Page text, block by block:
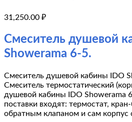
31,250.00 ₽
Смеситель душевой
Showerama 6-5.
Смеситель душевой кабины IDO
Смеситель термостатический
душевой кабины IDO Showerama
поставки входят: термостат,
обратным клапаном и сам корпус